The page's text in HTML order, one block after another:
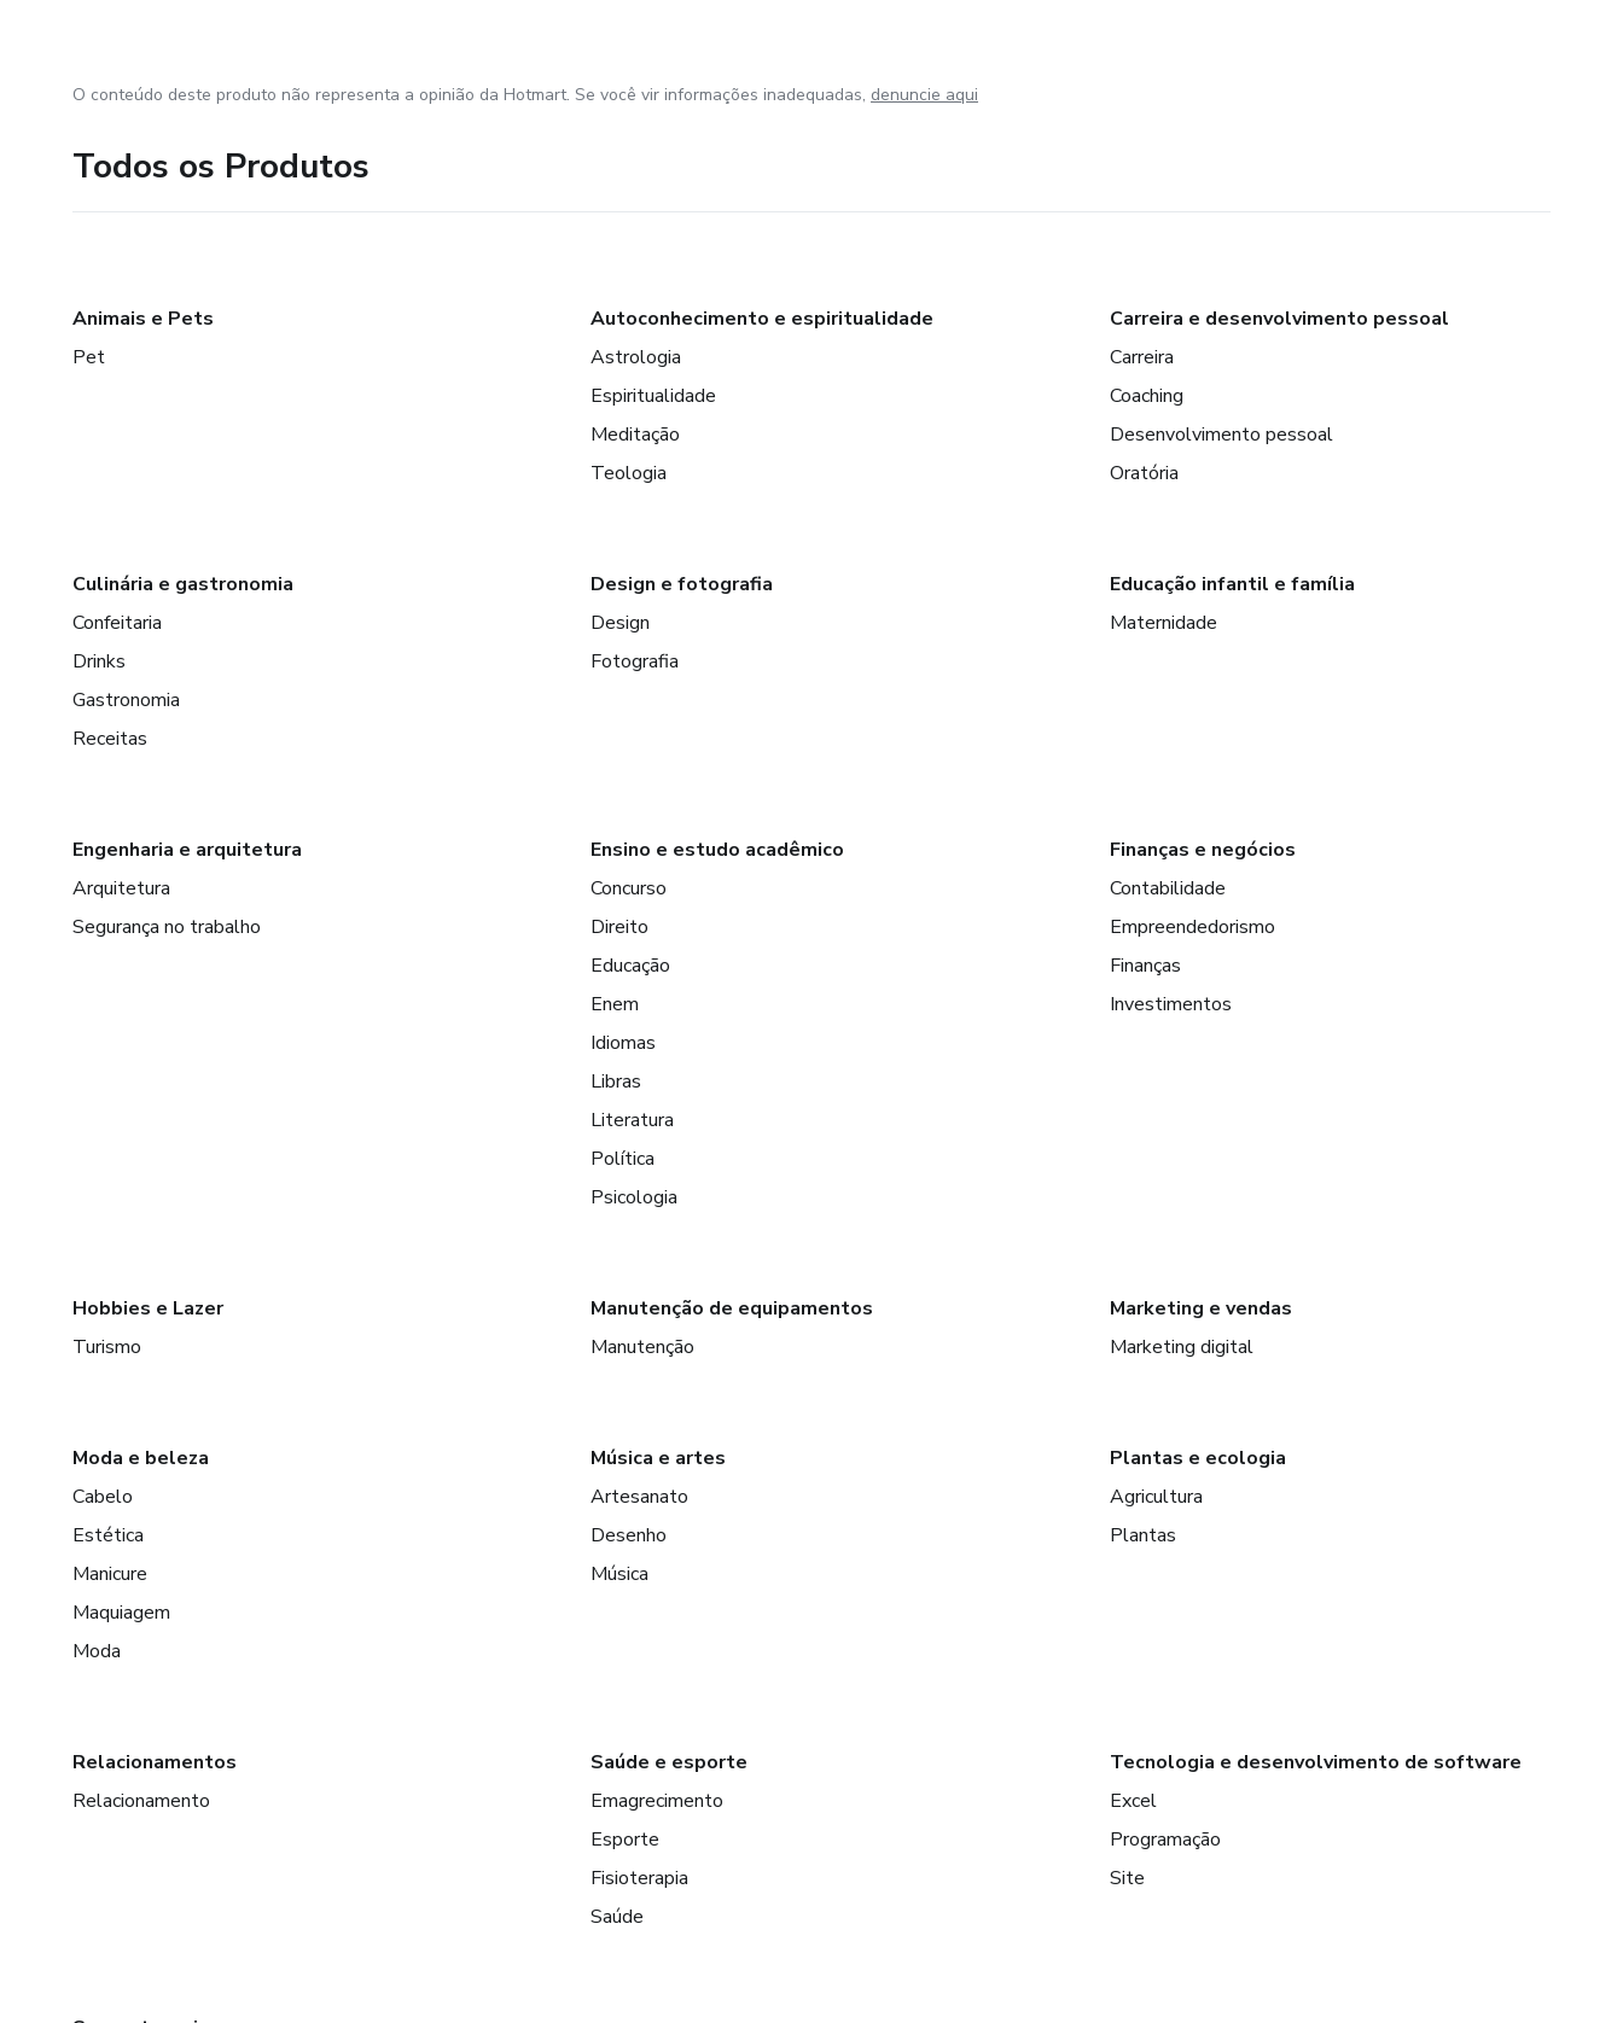
O conteúdo deste produto não representa a opinião da Hotmart. Se você vir informações inadequadas, denuncie aqui
Todos os Produtos
Animais e Pets
Pet
Autoconhecimento e espiritualidade
Astrologia
Espiritualidade
Meditação
Teologia
Carreira e desenvolvimento pessoal
Carreira
Coaching
Desenvolvimento pessoal
Oratória
Culinária e gastronomia
Confeitaria
Drinks
Gastronomia
Receitas
Design e fotografia
Design
Fotografia
Educação infantil e família
Maternidade
Engenharia e arquitetura
Arquitetura
Segurança no trabalho
Ensino e estudo acadêmico
Concurso
Direito
Educação
Enem
Idiomas
Libras
Literatura
Política
Psicologia
Finanças e negócios
Contabilidade
Empreendedorismo
Finanças
Investimentos
Hobbies e Lazer
Turismo
Manutenção de equipamentos
Manutenção
Marketing e vendas
Marketing digital
Moda e beleza
Cabelo
Estética
Manicure
Maquiagem
Moda
Música e artes
Artesanato
Desenho
Música
Plantas e ecologia
Agricultura
Plantas
Relacionamentos
Relacionamento
Saúde e esporte
Emagrecimento
Esporte
Fisioterapia
Saúde
Tecnologia e desenvolvimento de software
Excel
Programação
Site